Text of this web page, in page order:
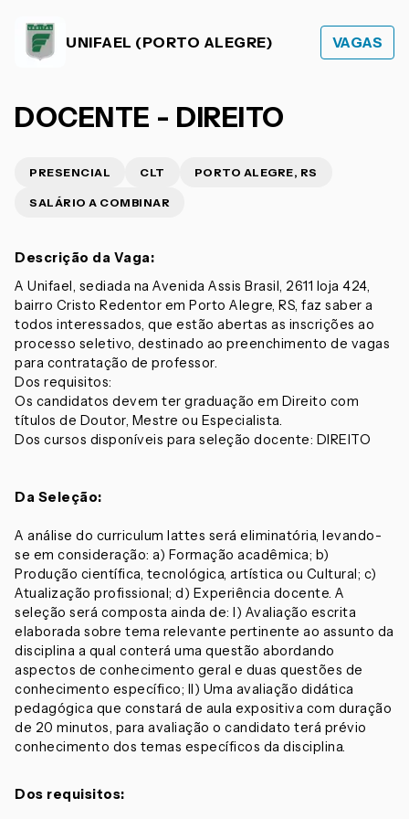
UNIFAEL (PORTO ALEGRE) VAGAS
DOCENTE - DIREITO
PRESENCIAL CLT PORTO ALEGRE, RS
SALÁRIO A COMBINAR
Descrição da Vaga:
A Unifael, sediada na Avenida Assis Brasil, 2611 loja 424,
bairro Cristo Redentor em Porto Alegre, RS, faz saber a
todos interessados, que estão abertas as inscrições ao
processo seletivo, destinado ao preenchimento de vagas
para contratação de professor.
Dos requisitos:
Os candidatos devem ter graduação em Direito com
títulos de Doutor, Mestre ou Especialista.
Dos cursos disponíveis para seleção docente: DIREITO
Da Seleção:
A análise do curriculum lattes será eliminatória, levando-
se em consideração: a) Formação acadêmica; b)
Produção científica, tecnológica, artística ou Cultural; c)
Atualização profissional; d) Experiência docente. A
seleção será composta ainda de: I) Avaliação escrita
elaborada sobre tema relevante pertinente ao assunto da
disciplina a qual conterá uma questão abordando
aspectos de conhecimento geral e duas questões de
conhecimento específico; II) Uma avaliação didática
pedagógica que constará de aula expositiva com duração
de 20 minutos, para avaliação o candidato terá prévio
conhecimento dos temas específicos da disciplina.
Dos requisitos: